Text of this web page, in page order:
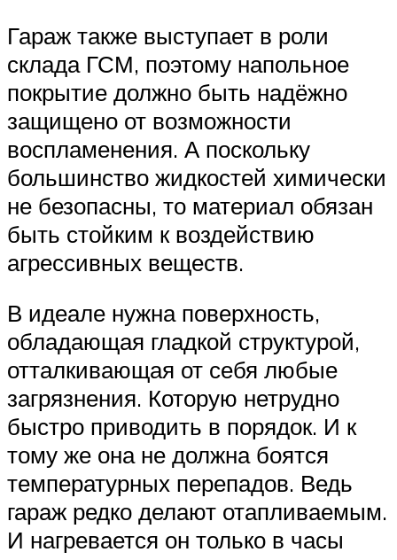
Гараж также выступает в роли
склада ГСМ, поэтому напольное
покрытие должно быть надёжно
защищено от возможности
воспламенения. А поскольку
большинство жидкостей химически
не безопасны, то материал обязан
быть стойким к воздействию
агрессивных веществ.
В идеале нужна поверхность,
обладающая гладкой структурой,
отталкивающая от себя любые
загрязнения. Которую нетрудно
быстро приводить в порядок. И к
тому же она не должна боятся
температурных перепадов. Ведь
гараж редко делают отапливаемым.
И нагревается он только в часы